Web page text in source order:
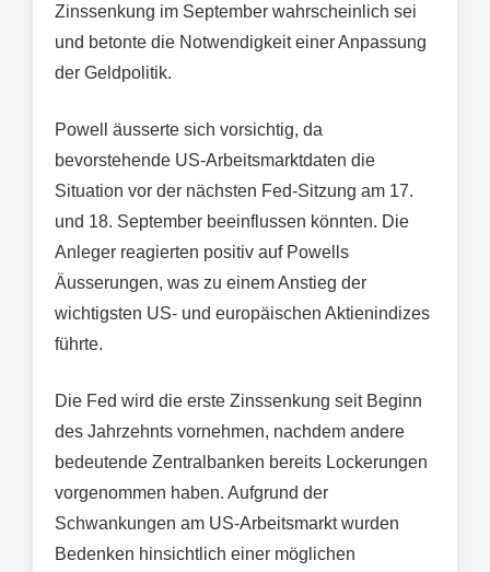
Zinssenkung im September wahrscheinlich sei
und betonte die Notwendigkeit einer Anpassung
der Geldpolitik.
Powell äusserte sich vorsichtig, da
bevorstehende US-Arbeitsmarktdaten die
Situation vor der nächsten Fed-Sitzung am 17.
und 18. September beeinflussen könnten. Die
Anleger reagierten positiv auf Powells
Äusserungen, was zu einem Anstieg der
wichtigsten US- und europäischen Aktienindizes
führte.
Die Fed wird die erste Zinssenkung seit Beginn
des Jahrzehnts vornehmen, nachdem andere
bedeutende Zentralbanken bereits Lockerungen
vorgenommen haben. Aufgrund der
Schwankungen am US-Arbeitsmarkt wurden
Bedenken hinsichtlich einer möglichen